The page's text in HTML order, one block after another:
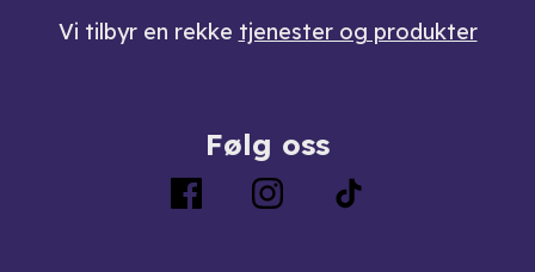
Vi tilbyr en rekke tjenester og produkter
Følg oss